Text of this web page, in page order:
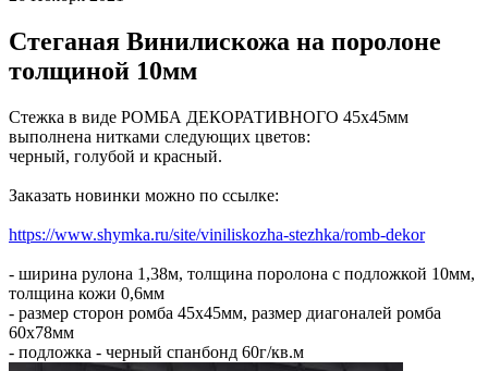
Стеганая Винилискожа на поролоне
толщиной 10мм
Стежка в виде РОМБА ДЕКОРАТИВНОГО 45х45мм
выполнена нитками следующих цветов:
черный, голубой и красный.
Заказать новинки можно по ссылке:
https://www.shymka.ru/site/viniliskozha-stezhka/romb-dekor
- ширина рулона 1,38м, толщина поролона с подложкой 10мм,
толщина кожи 0,6мм
- размер сторон ромба 45х45мм, размер диагоналей ромба
60х78мм
- подложка - черный спанбонд 60г/кв.м